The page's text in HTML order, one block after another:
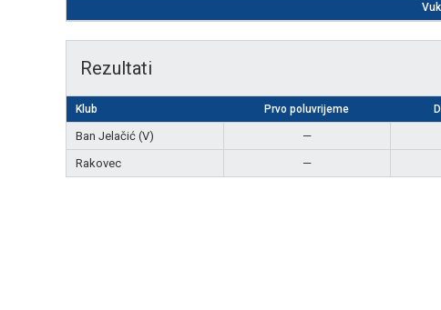
Rezultati
Klub Prvo poluvrijeme
Ban Jelačić (V) —
Rakovec
—